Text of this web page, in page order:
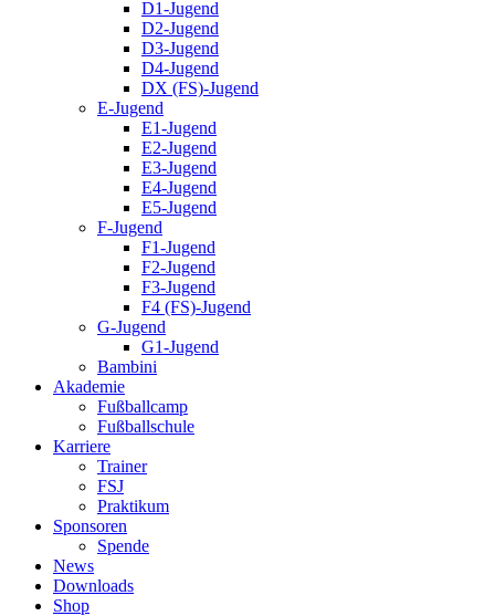
D1-Jugend
D2-Jugend
D3-Jugend
D4-Jugend
DX (FS)-Jugend
E-Jugend
E1-Jugend
E2-Jugend
E3-Jugend
E4-Jugend
E5-Jugend
F-Jugend
F1-Jugend
F2-Jugend
F3-Jugend
F4 (FS)-Jugend
G-Jugend
G1-Jugend
Bambini
Akademie
Fußballcamp
Fußballschule
Karriere
Trainer
FSJ
Praktikum
Sponsoren
Spende
News
Downloads
Shop